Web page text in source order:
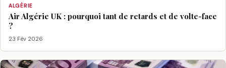
ALGÉRIE
Air Algérie UK : pourquoi tant de retards et de volte-face
?
23 Fév 2026